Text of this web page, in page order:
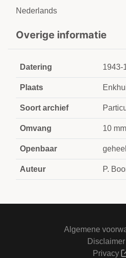
Nederlands
Overige informatie
Datering 1943-
Plaats
Soort archief
Omvang 10 mm
Openbaar
Auteur P.
Algemene
Disclaimer
Privacy